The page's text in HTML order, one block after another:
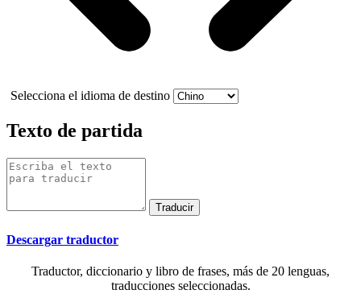
Selecciona el idioma de destino
Texto de partida
Descargar traductor
Traductor, diccionario y libro de frases, más de 20 lenguas,
traducciones seleccionadas.